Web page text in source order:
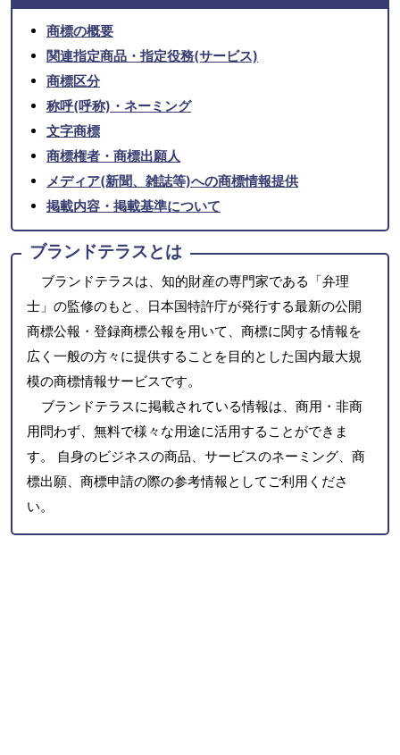
商標の概要
関連指定商品・指定役務(サービス)
商標区分
称呼(呼称)・ネーミング
文字商標
商標権者・商標出願人
メディア(新聞、雑誌等)への商標情報提供
掲載内容・掲載基準について
ブランドテラスとは
ブランドテラスは、知的財産の専門家である「弁理
士」の監修のもと、日本国特許庁が発行する最新の公開
商標公報・登録商標公報を用いて、商標に関する情報を
広く一般の方々に提供することを目的とした国内最大規
模の商標情報サービスです。
ブランドテラスに掲載されている情報は、商用・非商
用問わず、無料で様々な用途に活用することができま
す。 自身のビジネスの商品、サービスのネーミング、商
標出願、商標申請の際の参考情報としてご利用くださ
い。